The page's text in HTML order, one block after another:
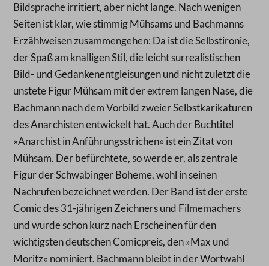
Bildsprache irritiert, aber nicht lange. Nach wenigen
Seiten ist klar, wie stimmig Mühsams und Bachmanns
Erzählweisen zusammengehen: Da ist die Selbstironie,
der Spaß am knalligen Stil, die leicht surrealistischen
Bild- und Gedankenentgleisungen und nicht zuletzt die
unstete Figur Mühsam mit der extrem langen Nase, die
Bachmann nach dem Vorbild zweier Selbstkarikaturen
des Anarchisten entwickelt hat. Auch der Buchtitel
»Anarchist in Anführungsstrichen« ist ein Zitat von
Mühsam. Der befürchtete, so werde er, als zentrale
Figur der Schwabinger Boheme, wohl in seinen
Nachrufen bezeichnet werden. Der Band ist der erste
Comic des 31-jährigen Zeichners und Filmemachers
und wurde schon kurz nach Erscheinen für den
wichtigsten deutschen Comicpreis, den »Max und
Moritz« nominiert. Bachmann bleibt in der Wortwahl